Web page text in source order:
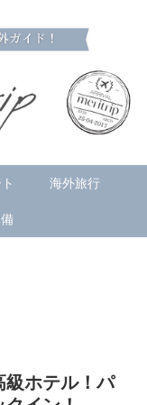
海外旅行
級ホテル！パ